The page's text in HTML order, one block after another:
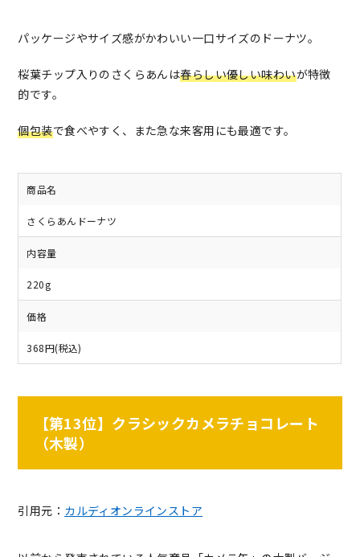
パッケージやサイズ感がかわいい一口サイズのドーナツ。
桜葉チップ入りのさくらあんは春らしい優しい味わいが特徴
的です。
個包装で食べやすく、また急な来客用にも最適です。
商品名
さくらあんドーナツ
内容量
220g
価格
368円(税込)
【第13位】クラシックカメラチョコレート
（木製）
引用元： カルディオンラインストア